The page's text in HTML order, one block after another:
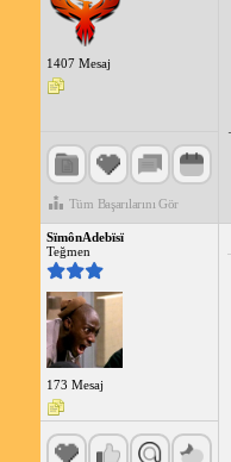
1407 Mesaj
Tüm Başarılarını Gör
SïmônAdebïsï
Teğmen
173 Mesaj